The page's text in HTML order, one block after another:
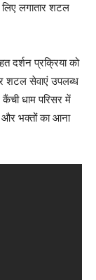
लगातार शटल
दर्शन प्रक्रिया को
शटल सेवाएं उपलब्ध
धाम परिसर में
और भक्तों का आना